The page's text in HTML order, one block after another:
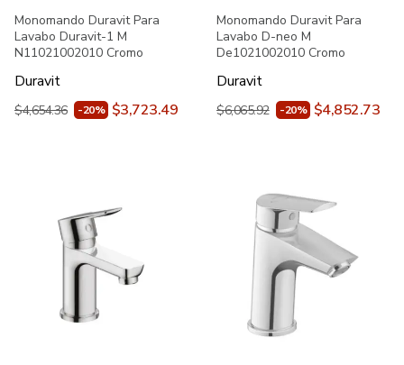
Monomando Duravit Para
Lavabo Duravit-1 M
N11021002010 Cromo
Duravit
$4,654.36 -20% $3,723.49
Monomando Duravit Para
Lavabo D-neo M
De1021002010 Cromo
Duravit
$6,065.92 -20% $4,852.73